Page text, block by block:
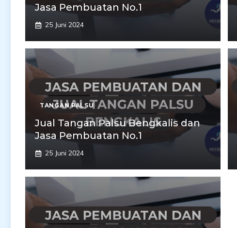
Jasa Pembuatan No.1
25 Juni 2024
TANGAN PALSU
Jual Tangan Palsu Bengkalis dan
Jasa Pembuatan No.1
25 Juni 2024